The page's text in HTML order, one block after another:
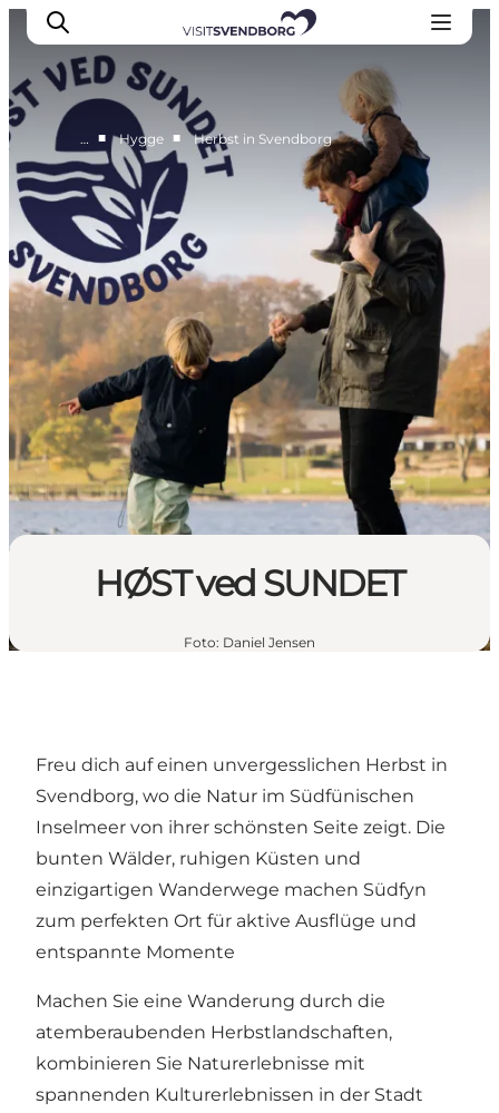
Veranstaltungen
Essen und Trinken
Shopping in Svendborg
Übernachtung
Den Urlaub planen
… ■ Hygge ■ Herbst in Svendborg
HØST ved SUNDET
Foto: Daniel Jensen
Freu dich auf einen unvergesslichen Herbst in
Svendborg, wo die Natur im Südfünischen
Inselmeer von ihrer schönsten Seite zeigt. Die
bunten Wälder, ruhigen Küsten und
einzigartigen Wanderwege machen Südfyn
zum perfekten Ort für aktive Ausflüge und
entspannte Momente
Machen Sie eine Wanderung durch die
atemberaubenden Herbstlandschaften,
kombinieren Sie Naturerlebnisse mit
spannenden Kulturerlebnissen in der Stadt